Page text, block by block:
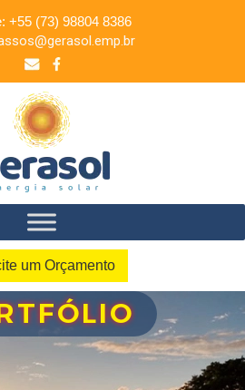
+55 (73) 98804 8386
um Orçamento